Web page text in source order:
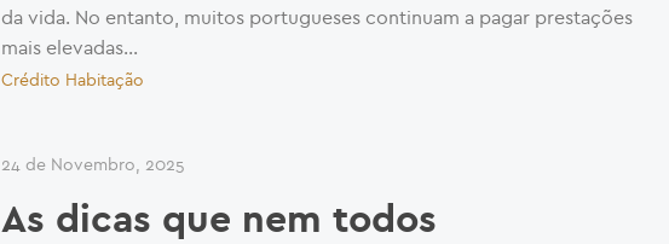
da vida. No entanto, muitos portugueses continuam a pagar prestações
mais elevadas...
Crédito Habitação
24 de Novembro, 2025
As dicas que nem todos